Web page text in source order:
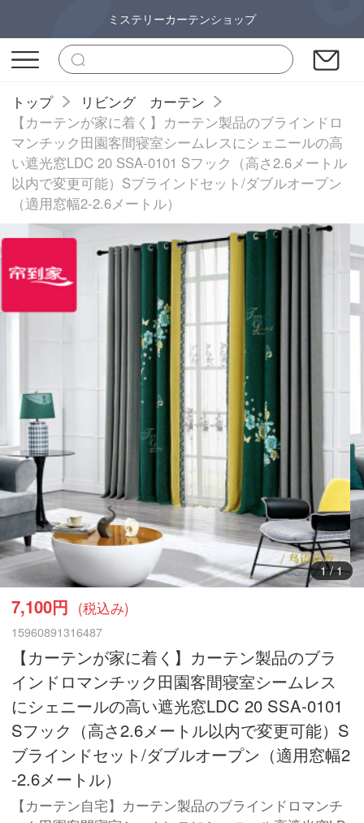
ミステリーカーテンショップ
トップ
リビング カーテン
【カーテンが家に着く】カーテン製品のブラインドロ
マンチック田園客間寝室シームレスにシェニールの高
い遮光窓LDC 20 SSA-0101 Sフック（高さ2.6メートル
以内で変更可能）Sブラインドセット/ダブルオープン
（適用窓幅2-2.6メートル）
1/1
7,100円 (税込み)
15960891316487
【カーテンが家に着く】カーテン製品のブラ
インドロマンチック田園客間寝室シームレス
にシェニールの高い遮光窓LDC 20 SSA-0101
Sフック（高さ2.6メートル以内で変更可能）S
ブラインドセット/ダブルオープン（適用窓幅2
-2.6メートル）
【カーテン自宅】カーテン製品のブラインドロマンチ